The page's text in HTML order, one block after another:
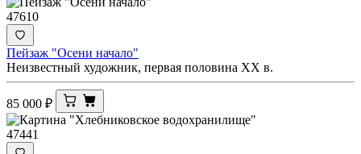
47610
Пейзаж "Осени начало"
Неизвестный художник, первая половина ХХ в.
85 000 ₽
47441